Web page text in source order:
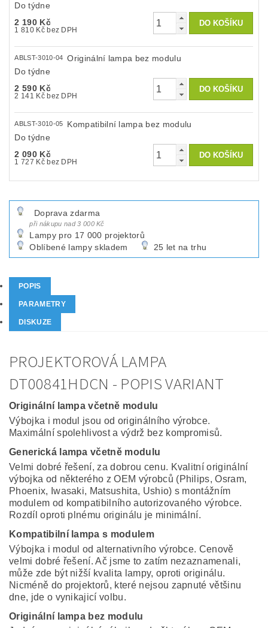
Do týdne
2 190 Kč
1 810 Kč bez DPH
ABLST-3010-04
Originální lampa bez modulu
Do týdne
2 590 Kč
2 141 Kč bez DPH
ABLST-3010-05
Kompatibilní lampa bez modulu
Do týdne
2 090 Kč
1 727 Kč bez DPH
Doprava zdarma
při nákupu nad 3 000 Kč
Lampy pro 17 000 projektorů
Oblíbené lampy skladem
25 let na trhu
POPIS
PARAMETRY
DISKUZE
PROJEKTOROVÁ LAMPA
DT00841HDCN - POPIS VARIANT
Originální lampa včetně modulu
Výbojka i modul jsou od originálního výrobce.
Maximální spolehlivost a výdrž bez kompromisů.
Generická lampa včetně modulu
Velmi dobré řešení, za dobrou cenu. Kvalitní originální
výbojka od některého z OEM výrobců (Philips, Osram,
Phoenix, Iwasaki, Matsushita, Ushio) s montážním
modulem od kompatibilního autorizovaného výrobce.
Rozdíl oproti plnému originálu je minimální.
Kompatibilní lampa s modulem
Výbojka i modul od alternativního výrobce. Cenově
velmi dobré řešení. Ač jsme to zatím nezaznamenali,
může zde být nižší kvalita lampy, oproti originálu.
Nicméně do projektorů, které nejsou zapnuté většinu
dne, jde o vynikajicí volbu.
Originální lampa bez modulu